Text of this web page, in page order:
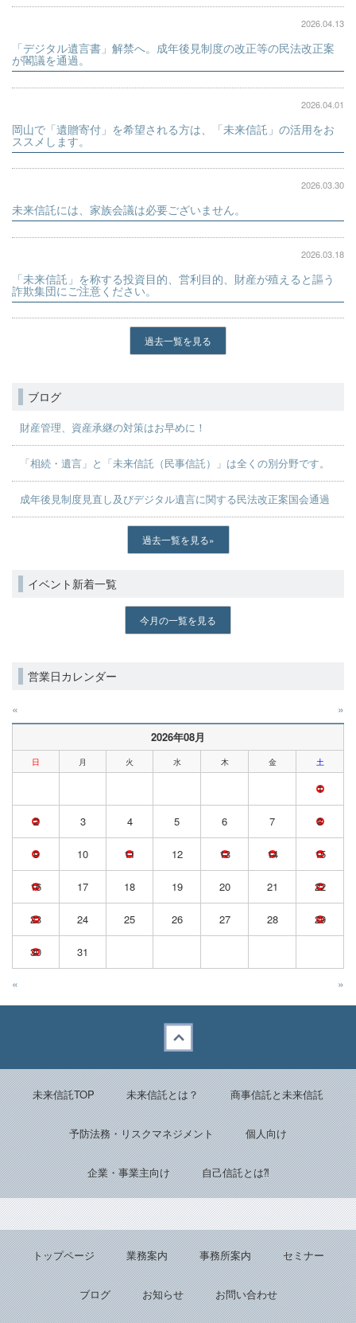
2026.04.13
「デジタル遺言書」解禁へ。成年後見制度の改正等の民法改正案
が閣議を通過。
2026.04.01
岡山で「遺贈寄付」を希望される方は、「未来信託」の活用をお
ススメします。
2026.03.30
未来信託には、家族会議は必要ございません。
2026.03.18
「未来信託」を称する投資目的、営利目的、財産が殖えると謳う
詐欺集団にご注意ください。
過去一覧を見る
ブログ
財産管理、資産承継の対策はお早めに！
「相続・遺言」と「未来信託（民事信託）」は全くの別分野です。
成年後見制度見直し及びデジタル遺言に関する民法改正案国会通過
過去一覧を見る
イベント新着一覧
今月の一覧を見る
営業日カレンダー
« »
2026年08月
日 月 火 水 木 金 土
1
2 3 4 5 6 7 8
9 10 11 12 13 14 15
16 17 18 19 20 21 22
23 24 25 26 27 28 29
30 31
« »
未来信託TOP 未来信託とは？ 商事信託と未来信託
予防法務・リスクマネジメント 個人向け
企業・事業主向け 自己信託とは⁈
トップページ 業務案内 事務所案内 セミナー
ブログ お知らせ お問い合わせ
Back to top